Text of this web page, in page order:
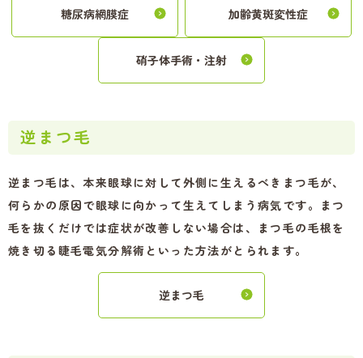
糖尿病網膜症 加齢黄斑変性症
硝子体手術・注射
逆まつ毛
逆まつ毛は、本来眼球に対して外側に生えるべきまつ毛が、
何らかの原因で眼球に向かって生えてしまう病気です。まつ
毛を抜くだけでは症状が改善しない場合は、まつ毛の毛根を
焼き切る睫毛電気分解術といった方法がとられます。
逆まつ毛